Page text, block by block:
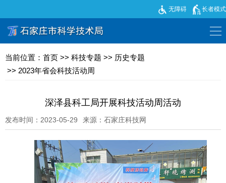
无障碍 长者模式
当前位置： 首页 >> 科技专题 >> 历史专题
>> 2023年省会科技活动周
深泽县科工局开展科技活动周活动
发布时间：2023-05-29 来源：石家庄科技网